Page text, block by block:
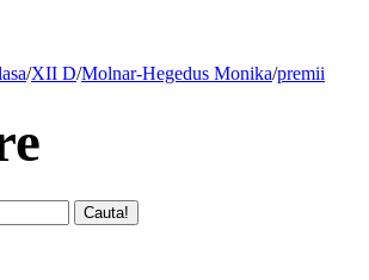
/XII D/Molnar-Hegedus Monika/premii